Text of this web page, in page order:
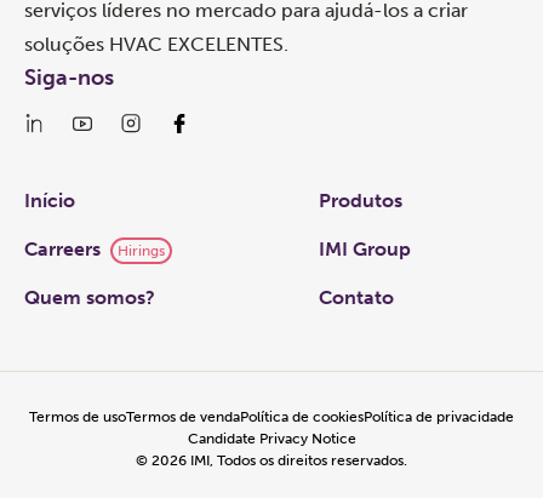
serviços líderes no mercado para ajudá-los a criar
soluções HVAC EXCELENTES.
Links
Início Produtos
Carreers Hirings IMI Group
Quem somos? Contato
Siga-nos
© 2026 IMI, Todos os direitos reservados.
Termos de usoTermos de vendaPolítica de cookiesPolítica de privacidade
Candidate Privacy Notice